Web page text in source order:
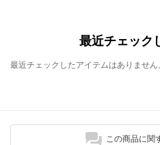
最近チェック
最近チェックしたアイテムはありません
この商品に関